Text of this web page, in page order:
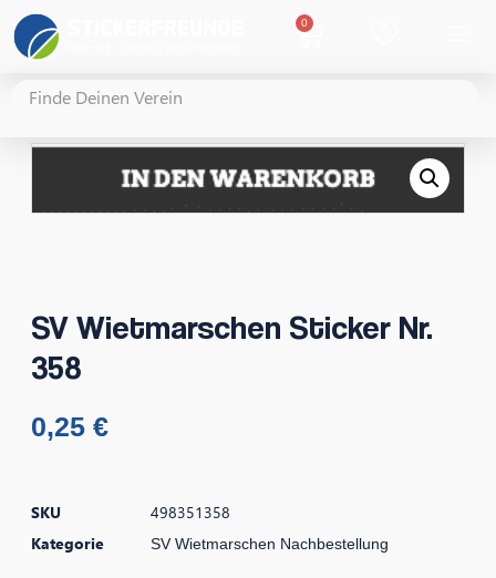
0
SV Wietmarschen Sticker Nr.
358
0,25 €
SKU
498351358
Kategorie
SV Wietmarschen Nachbestellung